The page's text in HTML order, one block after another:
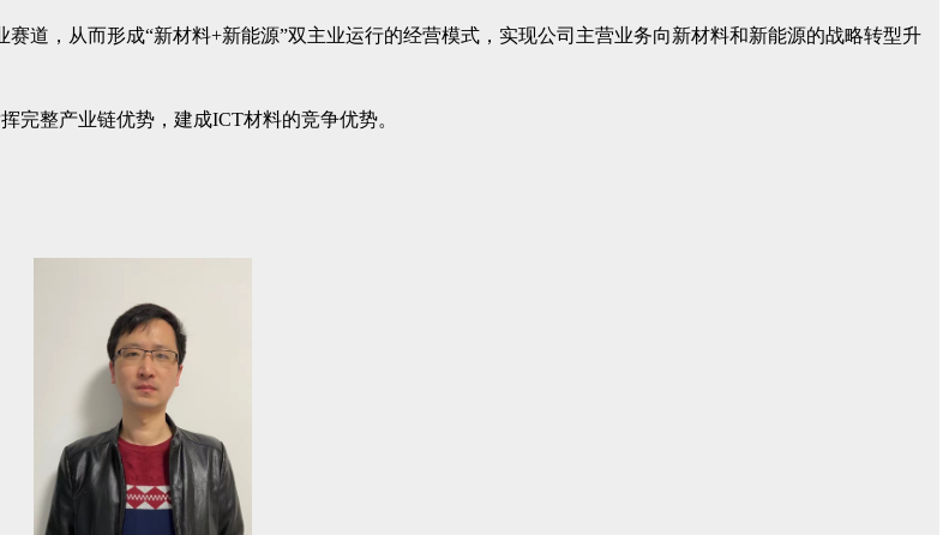
道，从而形成“新材料+新能源”双主业运行的经营模式，实现公司主营业务向新材料和新能源的战略转型升
完整产业链优势，建成ICT材料的竞争优势。